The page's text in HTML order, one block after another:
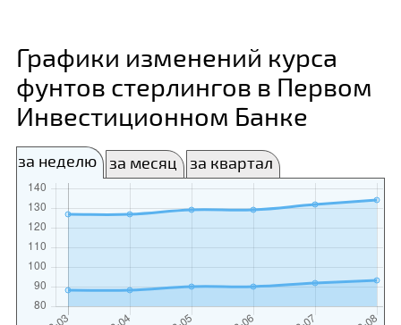
Графики изменений курса
фунтов стерлингов в Первом
Инвестиционном Банке
за неделю за месяц за квартал